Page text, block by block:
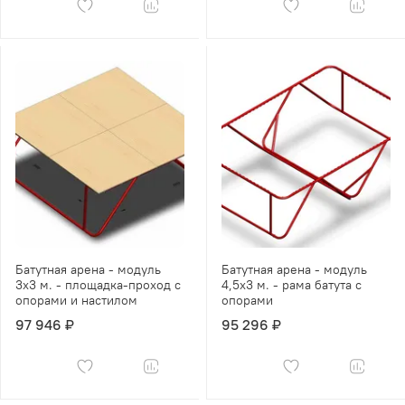
СТОИМОСТЬ ТОГО, ЧТОБЫ СДЕЛАТЬ ОБОРУДОВАНИЕ
Батутная арена - модуль
3х3 м. - площадка-проход с
опорами и настилом
97 946 ₽
Батутная арена - модуль
4,5х3 м. - рама батута с
опорами
95 296 ₽